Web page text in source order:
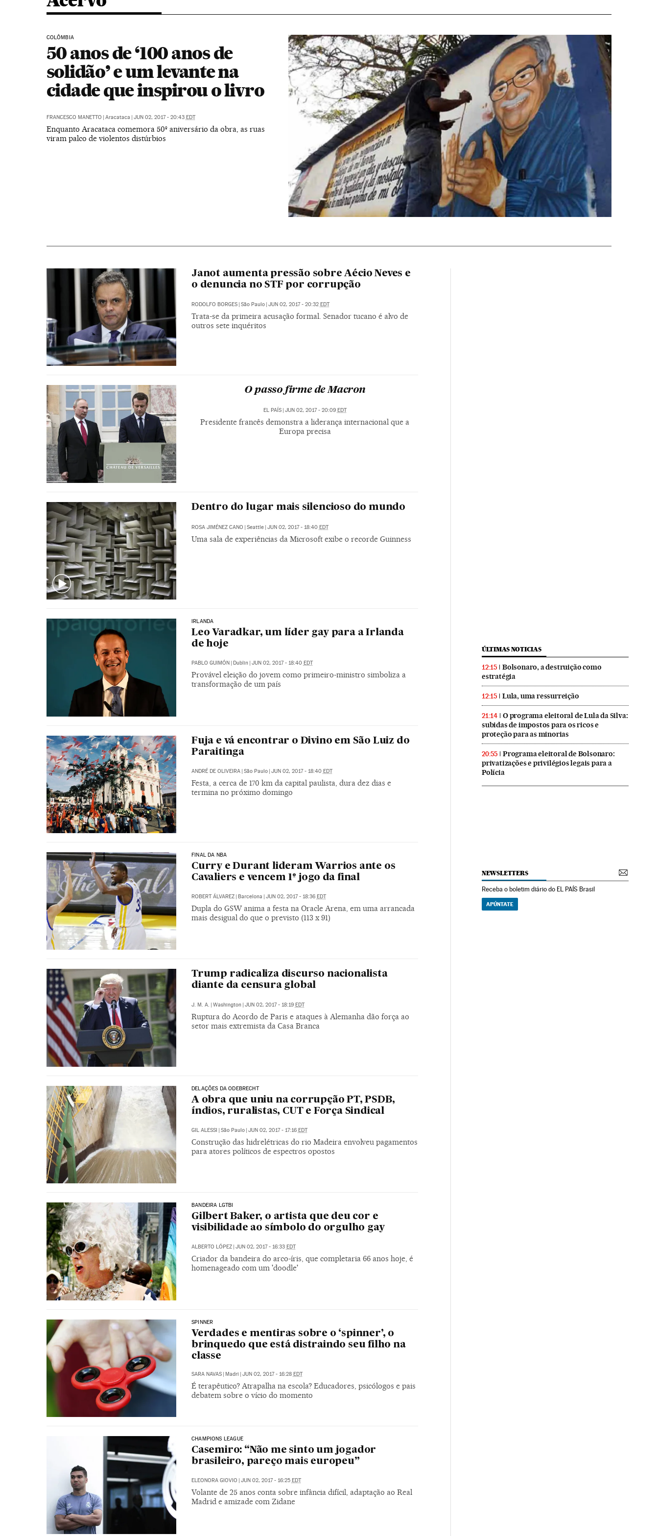
COLÔMBIA
50 anos de ‘100 anos de
solidão’ e um levante na
cidade que inspirou o livro
FRANCESCO MANETTO | Aracataca | JUN 02, 2017 - 20:43 EDT
Enquanto Aracataca comemora 50º aniversário da obra, as ruas
viram palco de violentos distúrbios
Janot aumenta pressão sobre Aécio Neves e
o denuncia no STF por corrupção
RODOLFO BORGES | São Paulo | JUN 02, 2017 - 20:32 EDT
Trata-se da primeira acusação formal. Senador tucano é alvo de
outros sete inquéritos
O passo firme de Macron
EL PAÍS JUN 02, 2017 - 20:09 EDT
Presidente francês demonstra a liderança internacional que a
Europa precisa
Dentro do lugar mais silencioso do mundo
ROSA JIMÉNEZ CANO Seattle JUN 02, 2017 - 18:40 EDT
Uma sala de experiências da Microsoft exibe o recorde Guinness
IRLANDA
Leo Varadkar, um líder gay para a Irlanda
de hoje
PABLO GUIMÓN | Dublin | JUN 02, 2017 - 18:40 EDT
Provável eleição do jovem como primeiro-ministro simboliza a
transformação de um país
Fuja e vá encontrar o Divino em São Luiz do
Paraitinga
ANDRÉ DE OLIVEIRA São Paulo JUN 02, 2017 - 18:40 EDT
Festa, a cerca de 170 km da capital paulista, dura dez dias e
termina no próximo domingo
FINAL DA NBA
Curry e Durant lideram Warrios ante os
Cavaliers e vencem 1º jogo da final
ROBERT ÁLVAREZ | Barcelona | JUN 02, 2017 - 18:36 EDT
Dupla do GSW anima a festa na Oracle Arena, em uma arrancada
mais desigual do que o previsto (113 x 91)
Trump radicaliza discurso nacionalista
diante da censura global
J. M. A. Washington JUN 02, 2017 - 18:19 EDT
Ruptura do Acordo de Paris e ataques à Alemanha dão força ao
setor mais extremista da Casa Branca
DELAÇÕES DA ODEBRECHT
A obra que uniu na corrupção PT, PSDB,
índios, ruralistas, CUT e Força Sindical
GIL ALESSI | São Paulo | JUN 02, 2017 - 17:16 EDT
Construção das hidrelétricas do rio Madeira envolveu pagamentos
para atores políticos de espectros opostos
BANDEIRA LGTBI
Gilbert Baker, o artista que deu cor e
visibilidade ao símbolo do orgulho gay
ALBERTO LÓPEZ JUN 02, 2017 - 16:33 EDT
Criador da bandeira do arco-íris, que completaria 66 anos hoje, é
homenageado com um 'doodle'
SPINNER
Verdades e mentiras sobre o ‘spinner’, o
brinquedo que está distraindo seu filho na
classe
SARA NAVAS Madri JUN 02, 2017 - 16:28 EDT
É terapêutico? Atrapalha na escola? Educadores, psicólogos e pais
debatem sobre o vício do momento
CHAMPIONS LEAGUE
Casemiro: “Não me sinto um jogador
brasileiro, pareço mais europeu”
ELEONORA GIOVIO | JUN 02, 2017 - 16:25 EDT
Volante de 25 anos conta sobre infância difícil, adaptação ao Real
Madrid e amizade com Zidane
ÚLTIMAS NOTICIAS
12:15
Bolsonaro, a destruição como
estratégia
12:15 Lula, uma ressurreição
21:14
O programa eleitoral de Lula da Silva:
subidas de impostos para os ricos e
proteção para as minorias
20:55
Programa eleitoral de Bolsonaro:
privatizações e privilégios legais para a
Polícia
NEWSLETTERS
Receba o boletim diário do EL PAÍS Brasil
APÚNTATE